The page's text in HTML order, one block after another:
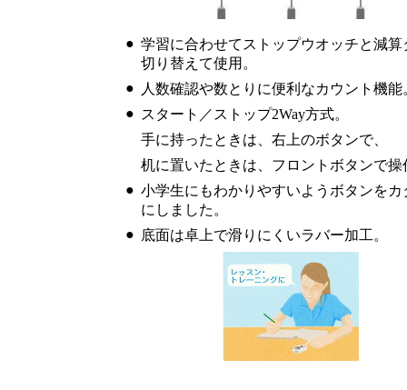
● 学習に合わせてストップウオッチと減算
切り替えて使用。
●
人数確認や数とりに便利なカウント機能
● スタート／ストップ2Way方式。
手に持ったときは、右上のボタンで、
机に置いたときは、フロントボタンで操
● 小学生にもわかりやすいようボタンをカ
にしました。
● 底面は卓上で滑りにくいラバー加工。